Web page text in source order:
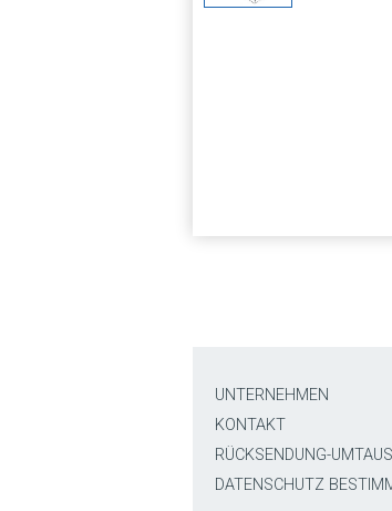
UNTERNEHMEN
KONTAKT
RÜCKSENDUNG-
DATENSCHUTZ